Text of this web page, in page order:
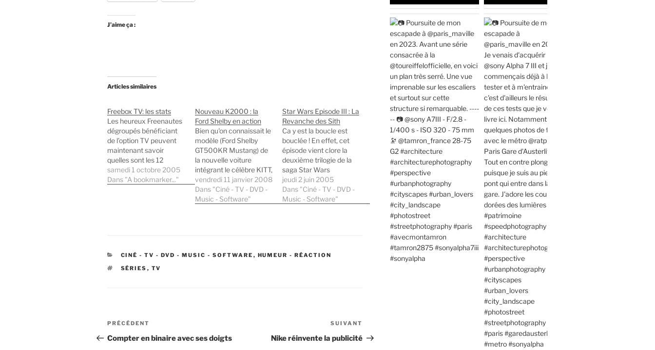
J’aime ça :
Articles similaires
Freebox TV: les stats
Les heureux Freenautes
dégroupés bénéficiant
de l’option TV peuvent
maintenant savoir
quelles sont les 12
chaînes et les émissions
les plus regardées parmi
samedi 1 octobre 2005
Dans "A bookmarker..."
Nouveau K2000 : la
Ford Shelby en action
Bien qu'on connaissait le
modèle (Ford Shelby
GT500KR Mustang) de
la nouvelle voiture
intégrant le célèbre KITT,
le premier trailer ne nous
permettait pas de juger
des prouesses du bolide
chaine…
vendredi 11 janvier 2008
Dans "Ciné - TV - DVD -
Music - Software"
Star Wars Episode III : La
Revanche des Sith
Ca y est la boucle est
bouclée ! En effet, cet
épisode vient clore la
deuxième trilogie de la
saga Star Wars
commencée en 1977. La
revanche des Sith est
aussi l’épisode qui
jeudi 2 juin 2005
Dans "Ciné - TV - DVD -
Music - Software"
CATÉGORIES
CINÉ - TV - DVD - MUSIC - SOFTWARE , HUMEUR - RÉACTION
ÉTIQUETTES
SÉRIES , TV
Navigation
de
Article
précédent
PRÉCÉDENT
Compter en binaire avec ses doigts
suivant
SUIVANT
Nike réinvente la publicité